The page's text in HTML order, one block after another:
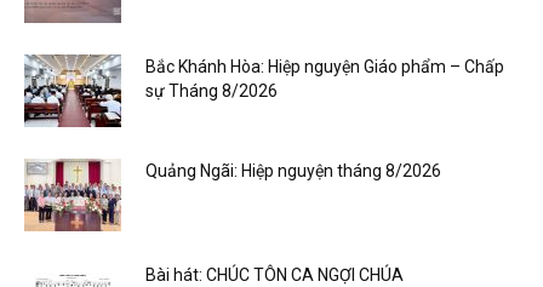
Bắc Khánh Hòa: Hiệp nguyện Giáo phẩm – Chấp
sự Tháng 8/2026
Quảng Ngãi: Hiệp nguyện tháng 8/2026
Bài hát: CHÚC TÔN CA NGỢI CHÚA